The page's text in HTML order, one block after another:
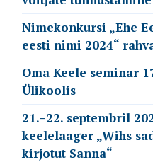
Nimekonkursi „Ehe
eesti nimi 2024“
Oma Keele seminar
Ülikoolis
21.–22. septembril
keelelaager „Wihs
kirjotut Sanna“